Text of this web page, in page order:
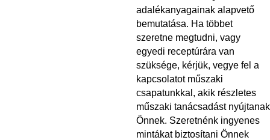
adalékanyagainak alapvető
bemutatása. Ha többet
szeretne megtudni, vagy
egyedi receptúrára van
szüksége, kérjük, vegye fel a
kapcsolatot műszaki
csapatunkkal, akik részletes
műszaki tanácsadást nyújtanak
Önnek. Szeretnénk ingyenes
mintákat biztosítani Önnek